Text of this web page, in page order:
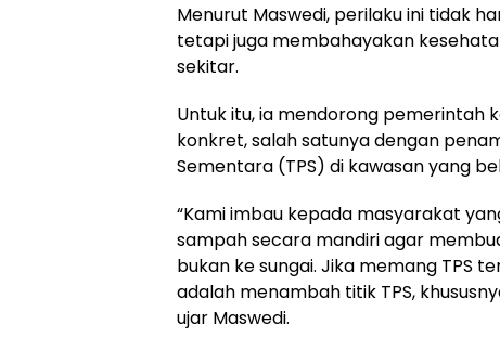
Menurut Maswedi, perilaku ini tidak
tetapi juga membahayakan
sekitar.
Untuk itu, ia mendorong pemerintah
konkret, salah satunya dengan
Sementara (TPS) di kawasan yang
“Kami imbau kepada masyarakat
sampah secara mandiri agar
bukan ke sungai. Jika memang TPS
adalah menambah titik TPS,
ujar Maswedi.